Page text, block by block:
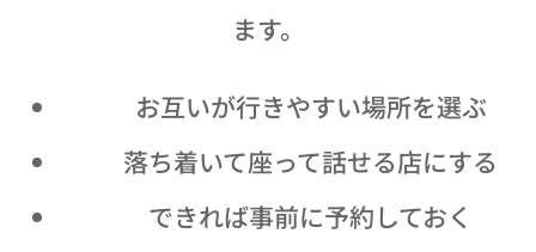
ます。
📍 お互いが行きやすい場所を選ぶ
🪑 落ち着いて座って話せる店にする
📞 できれば事前に予約しておく